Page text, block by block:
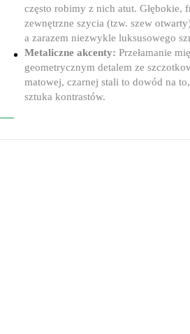
często robimy z nich atut. Głębokie,
zewnętrzne szycia (tzw. szew
a zarazem niezwykle luksusowego
Metaliczne akcenty: Przełamanie
geometrycznym detalem ze
matowej, czarnej stali to dowód na
sztuka kontrastów.